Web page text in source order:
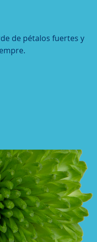
de pétalos fuertes y